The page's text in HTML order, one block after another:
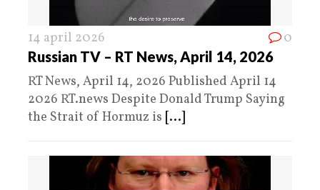
14 april 2026 0
Russian TV – RT News, April 14, 2026
RT News, April 14, 2026 Published April 14
2026 RT.news Despite Donald Trump Saying
the Strait of Hormuz is [...]